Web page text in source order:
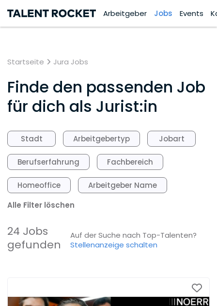
Arbeitgeber Jobs Events
Startseite Jura Jobs
Finde den passenden Job
für dich als Jurist:in
Stadt Arbeitgebertyp Jobart
Berufserfahrung Fachbereich
Homeoffice
Arbeitgeber Name
Alle Filter löschen
24 Jobs
gefunden
Auf der Suche nach Top-Talenten?
Stellenanzeige schalten